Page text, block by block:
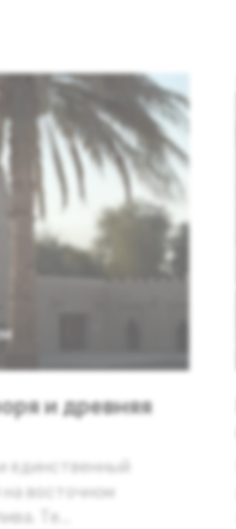
и древняя
восточном
Те...